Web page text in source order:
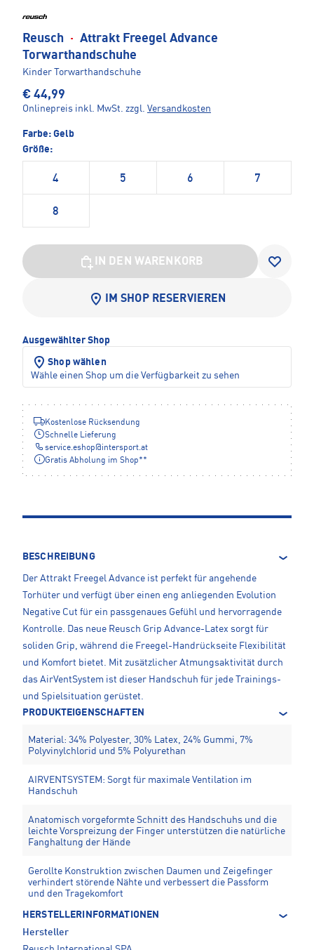
Reusch · Attrakt Freegel Advance
Torwarthandschuhe
Kinder Torwarthandschuhe
€ 44,99
Onlinepreis inkl. MwSt. zzgl. Versandkosten
Farbe: Gelb
Größe:
4 5 6 7
8
IN DEN WARENKORB
IM SHOP RESERVIEREN
Ausgewählter Shop
Shop wählen
Wähle einen Shop um die Verfügbarkeit zu sehen
Kostenlose Rücksendung
Schnelle Lieferung
service.eshop@intersport.at
Gratis Abholung im Shop**
BESCHREIBUNG
Der Attrakt Freegel Advance ist perfekt für angehende
Torhüter und verfügt über einen eng anliegenden Evolution
Negative Cut für ein passgenaues Gefühl und hervorragende
Kontrolle. Das neue Reusch Grip Advance-Latex sorgt für
soliden Grip, während die Freegel-Handrückseite Flexibilität
und Komfort bietet. Mit zusätzlicher Atmungsaktivität durch
das AirVentSystem ist dieser Handschuh für jede Trainings-
und Spielsituation gerüstet.
PRODUKTEIGENSCHAFTEN
Material: 34% Polyester, 30% Latex, 24% Gummi, 7%
Polyvinylchlorid und 5% Polyurethan
AIRVENTSYSTEM: Sorgt für maximale Ventilation im
Handschuh
Anatomisch vorgeformte Schnitt des Handschuhs und die
leichte Vorspreizung der Finger unterstützen die natürliche
Fanghaltung der Hände
Gerollte Konstruktion zwischen Daumen und Zeigefinger
verhindert störende Nähte und verbessert die Passform
und den Tragekomfort
HERSTELLERINFORMATIONEN
Hersteller